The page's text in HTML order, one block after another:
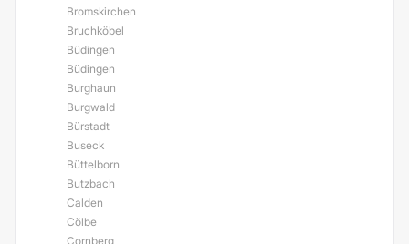
Bromskirchen
Bruchköbel
Büdingen
Büdingen
Burghaun
Burgwald
Bürstadt
Buseck
Büttelborn
Butzbach
Calden
Cölbe
Cornberg